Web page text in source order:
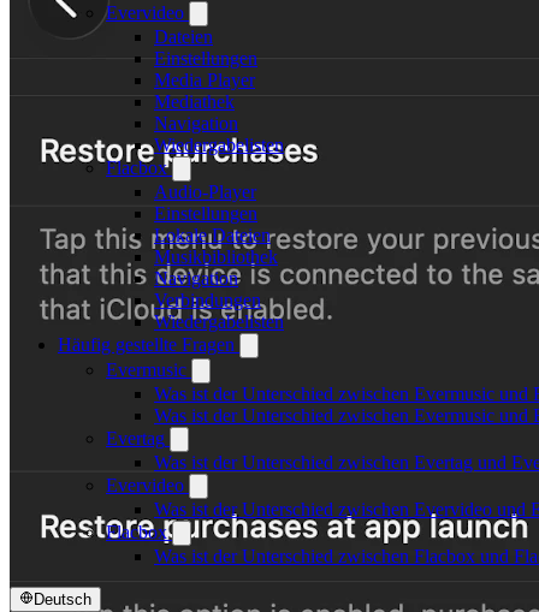
Evervideo
Dateien
Einstellungen
Media Player
Mediathek
Navigation
Wiedergabelisten
Flacbox
Audio-Player
Einstellungen
Lokale Dateien
Musikbibliothek
Navigation
Verbindungen
Wiedergabelisten
Häufig gestellte Fragen
Evermusic
Was ist der Unterschied zwischen Evermusic und
Was ist der Unterschied zwischen Evermusic und
Evertag
Was ist der Unterschied zwischen Evertag und
Evervideo
Was ist der Unterschied zwischen Evervideo und
Flacbox
Was ist der Unterschied zwischen Flacbox und
Deutsch